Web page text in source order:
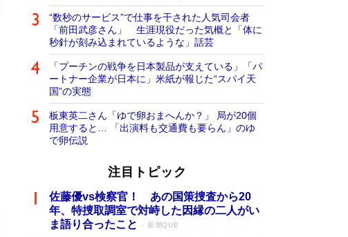
“数秒のサービス”で仕事を干された人気司会者
「前田武彦さん」 生涯現役だった気概と「体に
秒針が刻み込まれているような」話芸
「プーチンの戦争を日本製品が支えている」「パ
ートナー企業が日本に」米紙が報じた“スパイ天
国”の実態
板東英二さん「ゆで卵おまへんか？」 局が20個
用意すると… 「出演料も交通費も要らん」のゆ
で卵伝説
注目トピック
佐藤優vs検察官！ あの国策捜査から20
年、特捜取調室で対峙した因縁の二人がい
ま語り合ったこと
新潮QUE